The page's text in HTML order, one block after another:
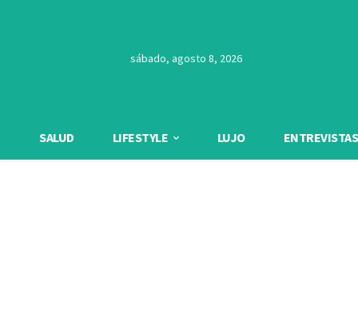
sábado, agosto 8, 2026
SALUD LIFESTYLE LUJO ENTREVISTAS